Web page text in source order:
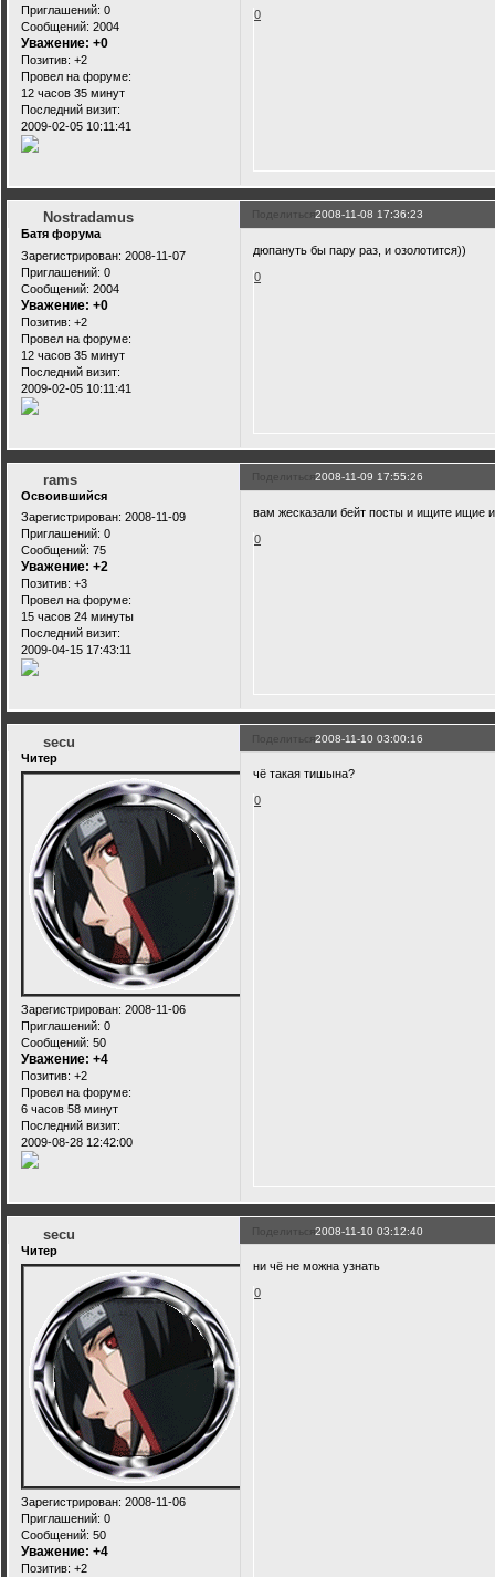
Приглашений: 0
Сообщений: 2004
Уважение: +0
Позитив: +2
Провел на форуме:
12 часов 35 минут
Последний визит:
2009-02-05 10:11:41
0
Поделиться2008-11-08 17:36:23
Nostradamus
Батя форума
Зарегистрирован: 2008-11-07
Приглашений: 0
Сообщений: 2004
Уважение: +0
Позитив: +2
Провел на форуме:
12 часов 35 минут
Последний визит:
2009-02-05 10:11:41
дюпануть бы пару раз, и озолотится))
0
Поделиться2008-11-09 17:55:26
rams
Освоившийся
Зарегистрирован: 2008-11-09
Приглашений: 0
Сообщений: 75
Уважение: +2
Позитив: +3
Провел на форуме:
15 часов 24 минуты
Последний визит:
2009-04-15 17:43:11
вам жесказали бейт посты и ищите ищие
0
Поделиться2008-11-10 03:00:16
secu
Читер
Зарегистрирован: 2008-11-06
Приглашений: 0
Сообщений: 50
Уважение: +4
Позитив: +2
Провел на форуме:
6 часов 58 минут
Последний визит:
2009-08-28 12:42:00
чё такая тишына?
0
Поделиться2008-11-10 03:12:40
secu
Читер
Зарегистрирован: 2008-11-06
Приглашений: 0
Сообщений: 50
Уважение: +4
Позитив: +2
ни чё не можна узнать
0